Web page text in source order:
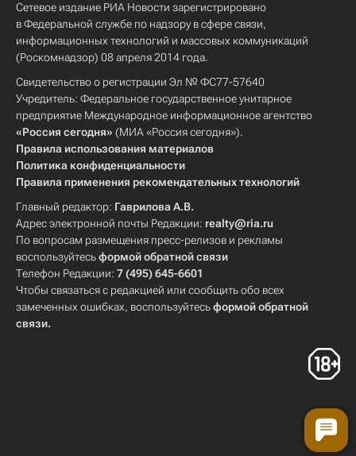
Сетевое издание РИА Новости зарегистрировано
в Федеральной службе по надзору в сфере связи,
информационных технологий и массовых коммуникаций
(Роскомнадзор) 08 апреля 2014 года.
Свидетельство о регистрации Эл № ФС77-57640
Учредитель: Федеральное государственное унитарное
предприятие Международное информационное агентство
«Россия сегодня» (МИА «Россия сегодня»).
Правила использования материалов
Политика конфиденциальности
Правила применения рекомендательных технологий
Главный редактор: Гаврилова А.В.
Адрес электронной почты Редакции: realty@ria.ru
По вопросам размещения пресс-релизов и рекламы
воспользуйтесьформой обратной связи
Телефон Редакции: 7 (495) 645-6601
Чтобы связаться с редакцией или сообщить обо всех
замеченных ошибках, воспользуйтесьформой обратной
связи.